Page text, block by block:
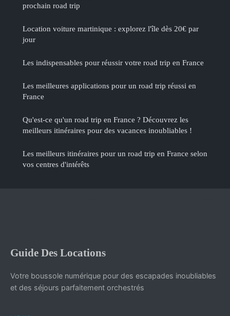
prochain road trip
Location voiture martinique : explorez l'île dès 20€ par
jour
Les indispensables pour réussir votre road trip en France
Les meilleures applications pour un road trip réussi en
France
Qu'est-ce qu'un road trip en France ? Découvrez les
meilleurs itinéraires pour des vacances inoubliables !
Les meilleurs itinéraires pour un road trip en France selon
vos centres d'intérêts
Guide Des Locations
Votre boussole numérique pour des escapades inoubliables
et des séjours parfaitement orchestrés